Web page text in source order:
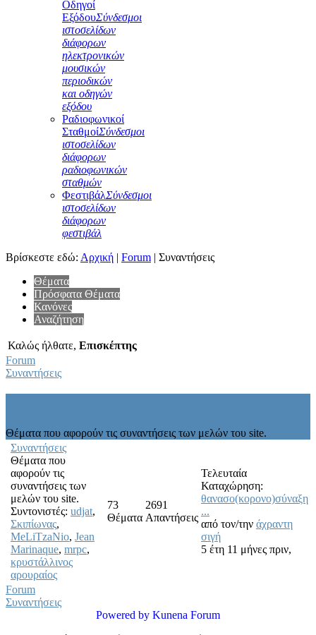
Οδηγοί
ΕξόδουΣύνδεσμοι
ιστοσελίδων
διάφορων
ηλεκτρονικών
μουσικών
περιοδικών
και οδηγών
εξόδου
Ραδιοφωνικοί
ΣταθμοίΣύνδεσμοι
ιστοσελίδων
διάφορων
ραδιοφωνικών
σταθμών
ΦεστιβάλΣύνδεσμοι
ιστοσελίδων
διάφορων
φεστιβάλ
Βρίσκεστε εδώ: Αρχική | Forum | Συναντήσεις
Θέματα
Πρόσφατα Θέματα
Κανόνες
Αναζήτηση
Καλώς ήλθατε, Επισκέπτης
Forum
Συναντήσεις
Θέματα που αφορούν τις συναντήσεις των μελών του site.
Συναντήσεις
Θέματα που
αφορούν τις
συναντήσεις των
μελών του site.
Συντονιστές: udjat,
Σκιπίωνας,
MeLiTzaNio, Jean
Marinaque, mrpc,
κρυστάλλινος
αρουραίος
73
Θέματα
2691
Απαντήσεις
Τελευταία
Καταχώρηση:
θανασο(κορονο)σύναξη
...
από τον/την άχραντη
σιγή
5 έτη 11 μήνες πριν,
Forum
Συναντήσεις
Powered by Kunena Forum